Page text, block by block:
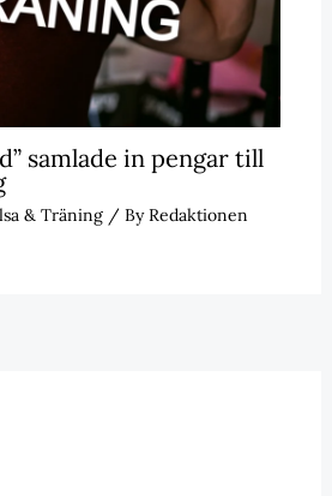
samlade in pengar till
& Träning/ ByRedaktionen